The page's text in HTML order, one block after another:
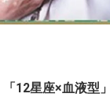
12星座×血液型